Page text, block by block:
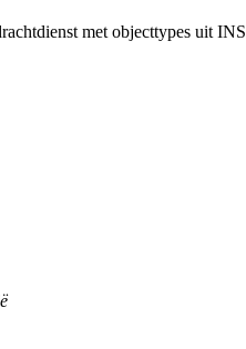
met objecttypes uit